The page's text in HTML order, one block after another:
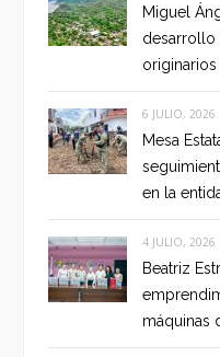
Miguel
desarrollo
originarios
6 JULIO, 2026
Mesa
en la
4 JULIO, 2026
Beatriz
máquinas